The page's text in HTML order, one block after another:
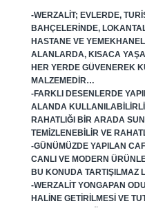
-WERZALIT; EVLERDE,
BAHÇELERINDE,
HASTANE VE
ALANLARDA, KISACA
HER YERDE GÜVENEREK
MALZEMEDIR…
-FARKLI DESENLERDE
ALANDA
RAHATLIĞI BIR ARADA
TEMIZLENEBILIR VE
-GÜNÜMÜZDE YAPILAN
CANLI VE MODERN
BU KONUDA TARTIŞILMAZ
-WERZALIT YONGAPAN
HALINE GETIRILMESI VE